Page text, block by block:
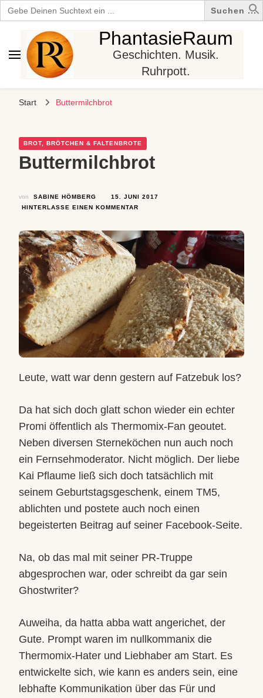
Search
for:
PhantasieRaum
Geschichten. Musik.
Ruhrpott.
Start Buttermilchbrot
BROT, BRÖTCHEN & FALTENBROTE
Buttermilchbrot
von SABINE HÖMBERG
15. JUNI 2017
HINTERLASSE EINEN KOMMENTAR
Leute, watt war denn gestern auf Fatzebuk los?
Da hat sich doch glatt schon wieder ein echter
Promi öffentlich als Thermomix-Fan geoutet.
Neben diversen Sterneköchen nun auch noch
ein Fernsehmoderator. Nicht möglich. Der liebe
Kai Pflaume ließ sich doch tatsächlich mit
seinem Geburtstagsgeschenk, einem TM5,
ablichten und postete auch noch einen
begeisterten Beitrag auf seiner Facebook-Seite.
Na, ob das mal mit seiner PR-Truppe
abgesprochen war, oder schreibt da gar sein
Ghostwriter?
Auweiha, da hatta abba watt angerichet, der
Gute. Prompt waren im nullkommanix die
Thermomix-Hater und Liebhaber am Start. Es
entwickelte sich, wie kann es anders sein, eine
lebhafte Kommunikation über das Für und